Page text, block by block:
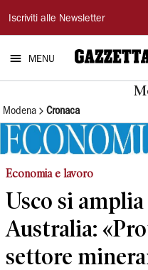
Gazzetta
di
Modena
Iscriviti alle Newsletter
MENU
Modena Cronaca
Economia e lavoro
Usco si
Australia:
settore